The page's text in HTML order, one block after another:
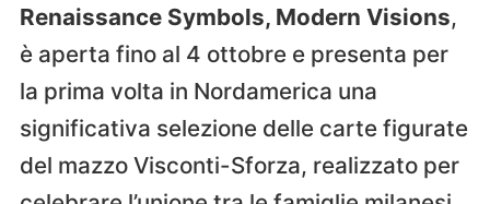
Renaissance Symbols, Modern Visions,
è aperta fino al 4 ottobre e presenta per
la prima volta in Nordamerica una
significativa selezione delle carte figurate
del mazzo Visconti-Sforza, realizzato per